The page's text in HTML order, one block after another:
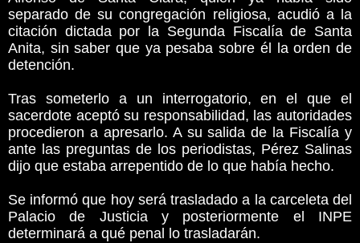
separado de su congregación religiosa, acudió a la
citación dictada por la Segunda Fiscalía de Santa
Anita, sin saber que ya pesaba sobre él la orden de
detención.
Tras someterlo a un interrogatorio, en el que el
sacerdote aceptó su responsabilidad, las autoridades
procedieron a apresarlo. A su salida de la Fiscalía y
ante las preguntas de los periodistas, Pérez Salinas
dijo que estaba arrepentido de lo que había hecho.
Se informó que hoy será trasladado a la carceleta del
Palacio de Justicia y posteriormente el INPE
determinará a qué penal lo trasladarán.